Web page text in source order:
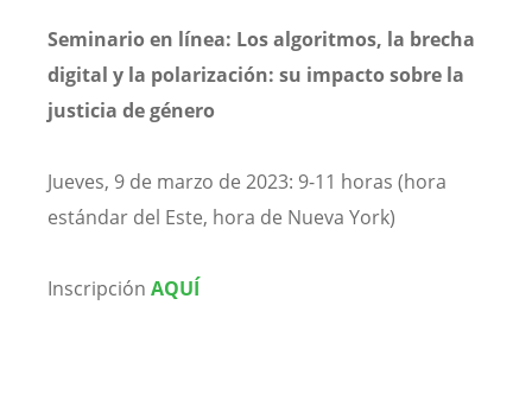
Seminario en línea: Los algoritmos, la brecha
digital y la polarización: su impacto sobre la
justicia de género
Jueves, 9 de marzo de 2023: 9-11 horas (hora
estándar del Este, hora de Nueva York)
Inscripción AQUÍ